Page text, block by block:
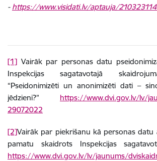
- https://www.visidati.lv/aptauja/
[1] Vairāk par personas datu
Inspekcijas sagatavotajā
“Pseidonimizēti un anonimizēti dati –
jēdzieni?” https://www.dvi.gov.lv/lv/
29072022
[2]Vairāk par piekrišanu kā personas datu
pamatu skaidrots Inspekcijas
https://www.dvi.gov.lv/lv/jaunums/